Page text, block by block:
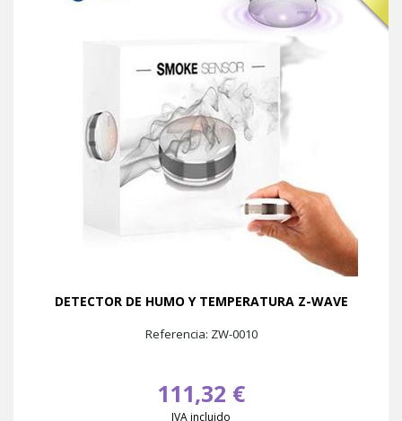
DETECTOR DE HUMO Y TEMPERATURA Z-WAVE
Referencia: ZW-0010
111,32 €
IVA incluido